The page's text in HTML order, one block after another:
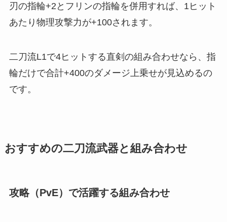
刃の指輪+2とフリンの指輪を併用すれば、1ヒット
あたり物理攻撃力が+100されます。
二刀流L1で4ヒットする直剣の組み合わせなら、指
輪だけで合計+400のダメージ上乗せが見込めるの
です。
おすすめの二刀流武器と組み合わせ
攻略（PvE）で活躍する組み合わせ